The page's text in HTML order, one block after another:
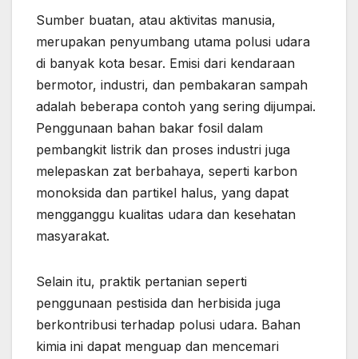
Sumber buatan, atau aktivitas manusia,
merupakan penyumbang utama polusi udara
di banyak kota besar. Emisi dari kendaraan
bermotor, industri, dan pembakaran sampah
adalah beberapa contoh yang sering dijumpai.
Penggunaan bahan bakar fosil dalam
pembangkit listrik dan proses industri juga
melepaskan zat berbahaya, seperti karbon
monoksida dan partikel halus, yang dapat
mengganggu kualitas udara dan kesehatan
masyarakat.
Selain itu, praktik pertanian seperti
penggunaan pestisida dan herbisida juga
berkontribusi terhadap polusi udara. Bahan
kimia ini dapat menguap dan mencemari